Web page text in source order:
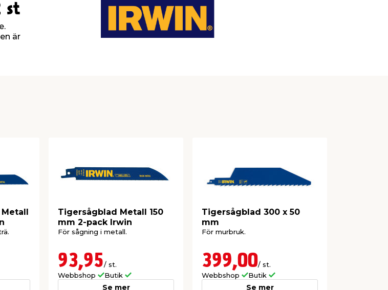
st
är
Tigersågblad Metall 150
mm 2-pack Irwin
För sågning i metall.
93,95/ st.
Webbshop
Butik
Se mer
Tigersågblad 300 x 50
mm
För murbruk.
399,00/ st.
Webbshop
Butik
Se mer